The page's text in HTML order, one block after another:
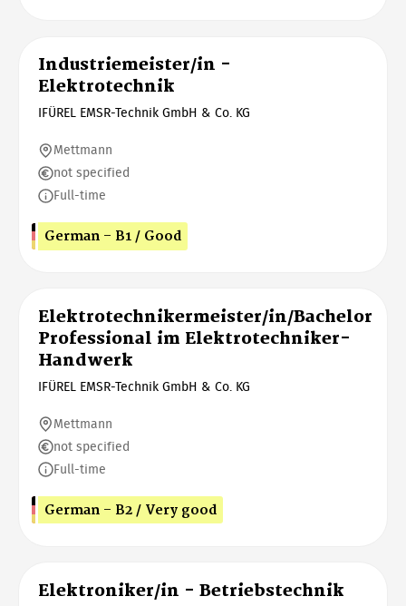
Industriemeister/in -
Elektrotechnik
IFÜREL EMSR-Technik GmbH & Co. KG
Mettmann
not specified
Full-time
German - B1 / Good
Elektrotechnikermeister/in/Bachelor
Professional im Elektrotechniker-
Handwerk
IFÜREL EMSR-Technik GmbH & Co. KG
Mettmann
not specified
Full-time
German - B2 / Very good
Elektroniker/in - Betriebstechnik